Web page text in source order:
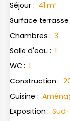
Séjour : 41 m²
Surface terrasse
Chambres : 3
Salle d'eau : 1
WC : 1
Construction :
Cuisine :
Exposition :